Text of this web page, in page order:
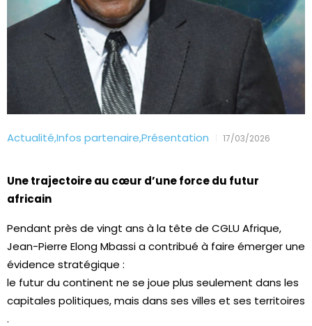
Actualité,Infos partenaire,Présentation 17/03/2026
Une trajectoire au cœur d’une force du futur
africain
Pendant près de vingt ans à la tête de CGLU Afrique,
Jean-Pierre Elong Mbassi a contribué à faire émerger une
évidence stratégique :
le futur du continent ne se joue plus seulement dans les
capitales politiques, mais dans ses villes et ses territoires
.